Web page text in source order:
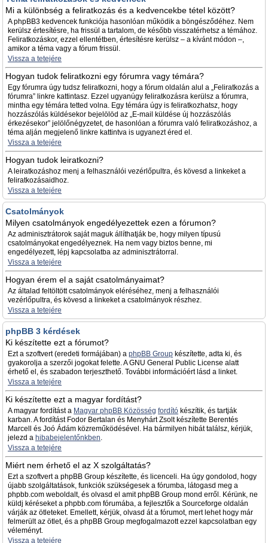
Mi a különbség a feliratkozás és a kedvencekbe tétel között?
A phpBB3 kedvencek funkciója hasonlóan működik a böngésződéhez. Nem
kerülsz értesítésre, ha frissül a tartalom, de később visszatérhetsz a témához.
Feliratkozáskor, ezzel ellentétben, értesítésre kerülsz – a kívánt módon –,
amikor a téma vagy a fórum frissül.
Vissza a tetejére
Hogyan tudok feliratkozni egy fórumra vagy témára?
Egy fórumra úgy tudsz feliratkozni, hogy a fórum oldalán alul a „Feliratkozás a
fórumra” linkre kattintasz. Ezzel ugyanúgy feliratkozásra kerülsz a fórumra,
mintha egy témára tetted volna. Egy témára úgy is feliratkozhatsz, hogy
hozzászólás küldésekor bejelölöd az „E-mail küldése új hozzászólás
érkezésekor” jelölőnégyzetet, de hasonlóan a fórumra való feliratkozáshoz, a
téma alján megjelenő linkre kattintva is ugyanezt éred el.
Vissza a tetejére
Hogyan tudok leiratkozni?
A leiratkozáshoz menj a felhasználói vezérlőpultra, és kövesd a linkeket a
feliratkozásaidhoz.
Vissza a tetejére
Csatolmányok
Milyen csatolmányok engedélyezettek ezen a fórumon?
Az adminisztrátorok saját maguk állíthatják be, hogy milyen típusú
csatolmányokat engedélyeznek. Ha nem vagy biztos benne, mi
engedélyezett, lépj kapcsolatba az adminisztrátorral.
Vissza a tetejére
Hogyan érem el a saját csatolmányaimat?
Az általad feltöltött csatolmányok eléréséhez, menj a felhasználói
vezérlőpultra, és kövesd a linkeket a csatolmányok részhez.
Vissza a tetejére
phpBB 3 kérdések
Ki készítette ezt a fórumot?
Ezt a szoftvert (eredeti formájában) a phpBB Group készítette, adta ki, és
gyakorolja a szerzői jogokat felette. A GNU General Public License alatt
érhető el, és szabadon terjeszthető. További információért lásd a linket.
Vissza a tetejére
Ki készítette ezt a magyar fordítást?
A magyar fordítást a Magyar phpBB Közösség fordító készítik, és tartják
karban. A fordítást Fodor Bertalan és Menyhárt Zsolt készítette Berentés
Marcell és Joó Ádám közreműködésével. Ha bármilyen hibát találsz, kérjük,
jelezd a hibabejelentőnkben.
Vissza a tetejére
Miért nem érhető el az X szolgáltatás?
Ezt a szoftvert a phpBB Group készítette, és licenceli. Ha úgy gondolod, hogy
újabb szolgáltatások, funkciók szükségesek a fórumba, látogasd meg a
phpbb.com weboldalt, és olvasd el amit phpBB Group mond erről. Kérünk, ne
küldj kéréseket a phpbb.com fórumába, a fejlesztők a Sourceforge oldalán
várják az ötleteket. Emellett, kérjük, olvasd át a fórumot, mert lehet hogy már
felmerült az ötlet, és a phpBB Group megfogalmazott ezzel kapcsolatban egy
véleményt.
Vissza a tetejére